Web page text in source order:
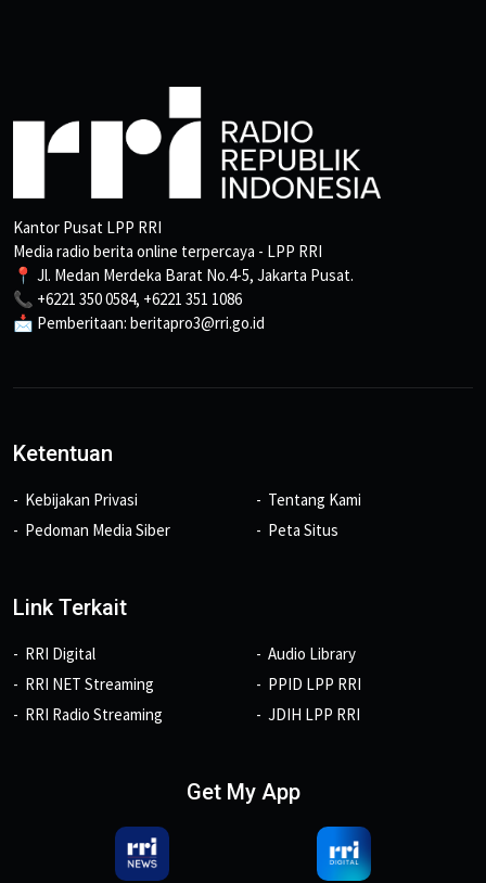
Kantor Pusat LPP RRI
Media radio berita online terpercaya - LPP RRI
📍 Jl. Medan Merdeka Barat No.4-5, Jakarta Pusat.
📞 +6221 350 0584, +6221 351 1086
📩 Pemberitaan: beritapro3@rri.go.id
Ketentuan
Kebijakan Privasi
Pedoman Media Siber
Tentang Kami
Peta Situs
Link Terkait
RRI Digital
RRI NET Streaming
RRI Radio Streaming
Audio Library
PPID LPP RRI
JDIH LPP RRI
Get My App